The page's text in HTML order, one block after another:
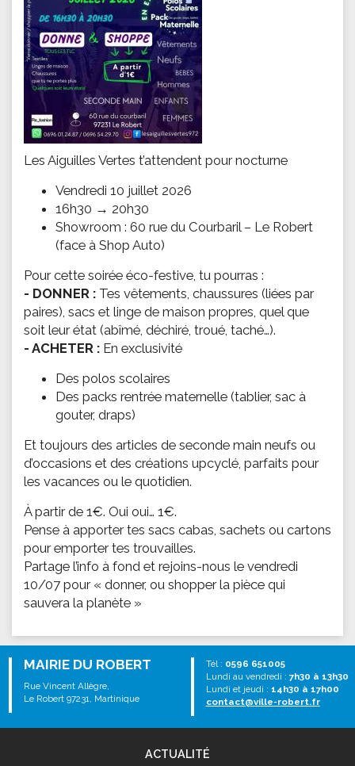
Les Aiguilles Vertes t’attendent pour nocturne
Vendredi 10 juillet 2026
16h30 → 20h30
Showroom : 60 rue du Courbaril – Le Robert
(face à Shop Auto)
Pour cette soirée éco-festive, tu pourras :
- DONNER : Tes vêtements, chaussures (liées par
paires), sacs et linge de maison propres, quel que
soit leur état (abîmé, déchiré, troué, taché…).
- ACHETER : En exclusivité
Des polos scolaires
Des packs rentrée maternelle (tablier, sac à
gouter, draps)
Et toujours des articles de seconde main neufs ou
d’occasions et des créations upcyclé, parfaits pour
les vacances ou le quotidien.
À partir de 1€. Oui oui… 1€.
Pense à apporter tes sacs cabas, sachets ou cartons
pour emporter tes trouvailles.
Partage l’info à fond et rejoins-nous le vendredi
10/07 pour « donner, ou shopper la pièce qui
sauvera la planète »
MAIRIE DU ROBERT
Rue Vincent Allègre,
Le Robert 97231, Martinique
Tél : 0596 651005
Lundi au vendredi : 7h30 à 13h30
Lundi et jeudi : 14h30 à 17h00
contact@ville-robert.fr
ACTUALITÉ